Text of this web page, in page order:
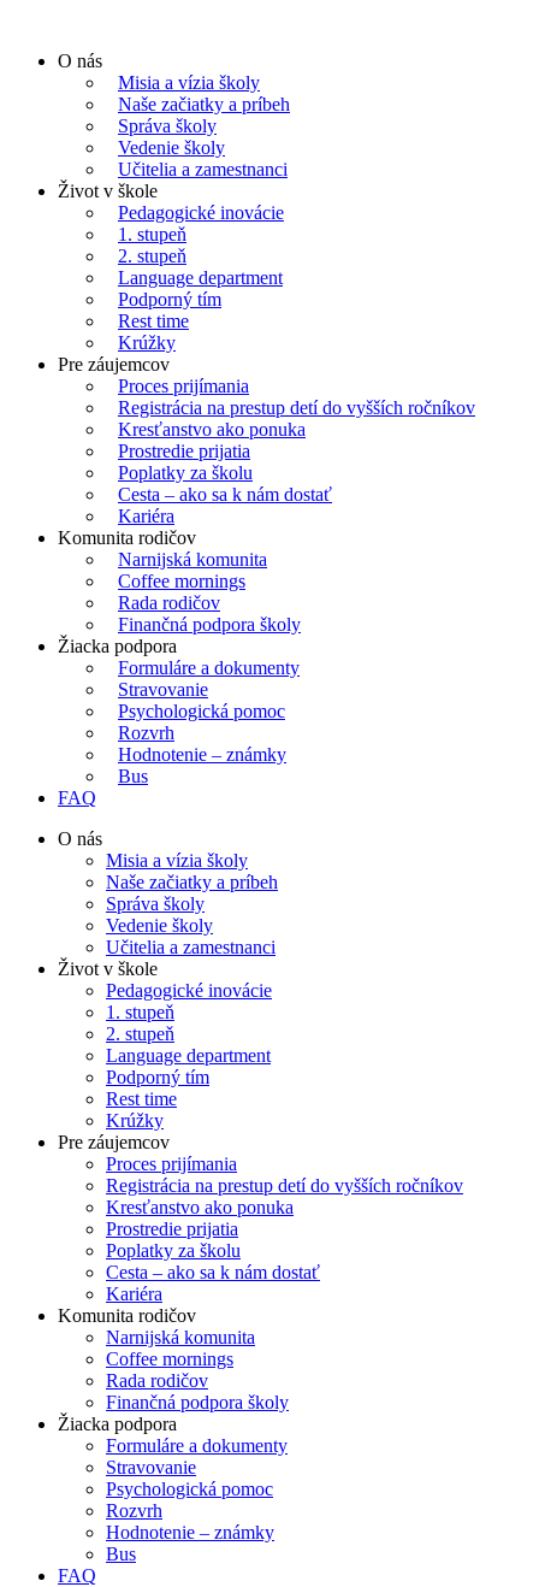
obsah
O nás
Misia a vízia školy
Naše začiatky a príbeh
Správa školy
Vedenie školy
Učitelia a zamestnanci
Život v škole
Pedagogické inovácie
1. stupeň
2. stupeň
Language department
Podporný tím
Rest time
Krúžky
Pre záujemcov
Proces prijímania
Registrácia na prestup detí do vyšších ročníkov
Kresťanstvo ako ponuka
Prostredie prijatia
Poplatky za školu
Cesta – ako sa k nám dostať
Kariéra
Komunita rodičov
Narnijská komunita
Coffee mornings
Rada rodičov
Finančná podpora školy
Žiacka podpora
Formuláre a dokumenty
Stravovanie
Psychologická pomoc
Rozvrh
Hodnotenie – známky
Bus
FAQ
O nás
Misia a vízia školy
Naše začiatky a príbeh
Správa školy
Vedenie školy
Učitelia a zamestnanci
Život v škole
Pedagogické inovácie
1. stupeň
2. stupeň
Language department
Podporný tím
Rest time
Krúžky
Pre záujemcov
Proces prijímania
Registrácia na prestup detí do vyšších ročníkov
Kresťanstvo ako ponuka
Prostredie prijatia
Poplatky za školu
Cesta – ako sa k nám dostať
Kariéra
Komunita rodičov
Narnijská komunita
Coffee mornings
Rada rodičov
Finančná podpora školy
Žiacka podpora
Formuláre a dokumenty
Stravovanie
Psychologická pomoc
Rozvrh
Hodnotenie – známky
Bus
FAQ